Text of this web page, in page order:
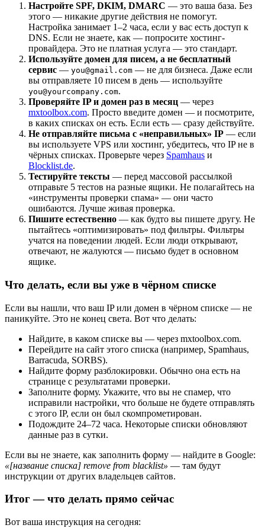
Настройте SPF, DKIM, DMARC — это ваша база. Без
этого — никакие другие действия не помогут.
Настройка занимает 1–2 часа, если у вас есть доступ к
DNS. Если не знаете, как — попросите хостинг-
провайдера. Это не платная услуга — это стандарт.
Используйте домен для писем, а не бесплатный
сервис — you@gmail.com — не для бизнеса. Даже если
вы отправляете 10 писем в день — используйте
you@yourcompany.com.
Проверяйте IP и домен раз в месяц — через
mxtoolbox.com. Просто введите домен — и посмотрите,
в каких списках он есть. Если есть — сразу действуйте.
Не отправляйте письма с «неправильных» IP — если
вы используете VPS или хостинг, убедитесь, что IP не в
чёрных списках. Проверьте через Spamhaus и
Blocklist.de.
Тестируйте тексты — перед массовой рассылкой
отправьте 5 тестов на разные ящики. Не полагайтесь на
«инструменты проверки спама» — они часто
ошибаются. Лучше живая проверка.
Пишите естественно — как будто вы пишете другу. Не
пытайтесь «оптимизировать» под фильтры. Фильтры
учатся на поведении людей. Если люди открывают,
отвечают, не жалуются — письмо будет в основном
ящике.
Что делать, если вы уже в чёрном списке
Если вы нашли, что ваш IP или домен в чёрном списке — не
паникуйте. Это не конец света. Вот что делать:
Найдите, в каком списке вы — через mxtoolbox.com.
Перейдите на сайт этого списка (например, Spamhaus,
Barracuda, SORBS).
Найдите форму разблокировки. Обычно она есть на
странице с результатами проверки.
Заполните форму. Укажите, что вы не спамер, что
исправили настройки, что больше не будете отправлять
с этого IP, если он был скомпрометирован.
Подождите 24–72 часа. Некоторые списки обновляют
данные раз в сутки.
Если вы не знаете, как заполнить форму — найдите в Google:
«[название списка] remove from blacklist» — там будут
инструкции от других владельцев сайтов.
Итог — что делать прямо сейчас
Вот ваша инструкция на сегодня: